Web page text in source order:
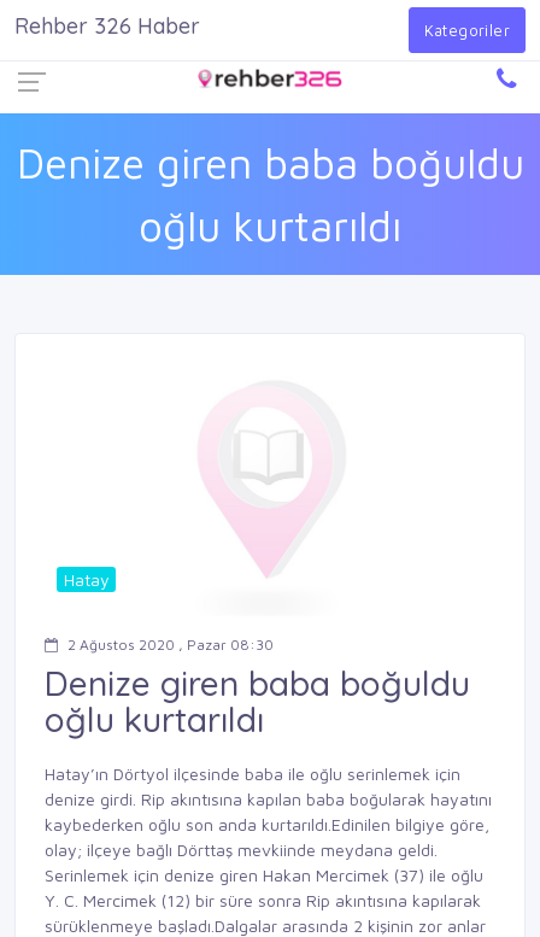
Giriş Yap
Denize giren baba boğuldu
oğlu kurtarıldı
Rehber 326 Haber Kategoriler
Hatay
2 Ağustos 2020 , Pazar 08:30
Denize giren baba boğuldu
oğlu kurtarıldı
Hatay’ın Dörtyol ilçesinde baba ile oğlu serinlemek için
denize girdi. Rip akıntısına kapılan baba boğularak hayatını
kaybederken oğlu son anda kurtarıldı.Edinilen bilgiye göre,
olay; ilçeye bağlı Dörttaş mevkiinde meydana geldi.
Serinlemek için denize giren Hakan Mercimek (37) ile oğlu
Y. C. Mercimek (12) bir süre sonra Rip akıntısına kapılarak
sürüklenmeye başladı.Dalgalar arasında 2 kişinin zor anlar